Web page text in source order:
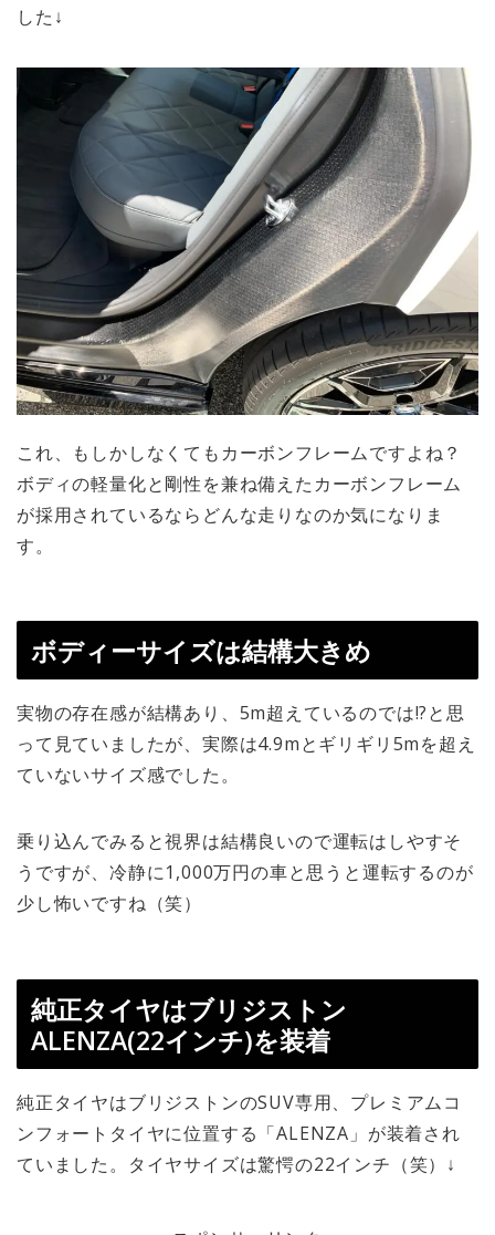
した↓
これ、もしかしなくてもカーボンフレームですよね？
ボディの軽量化と剛性を兼ね備えたカーボンフレーム
が採用されているならどんな走りなのか気になりま
す。
ボディーサイズは結構大きめ
実物の存在感が結構あり、5m超えているのでは!?と思
って見ていましたが、実際は4.9mとギリギリ5mを超え
ていないサイズ感でした。
乗り込んでみると視界は結構良いので運転はしやすそ
うですが、冷静に1,000万円の車と思うと運転するのが
少し怖いですね（笑）
純正タイヤはブリジストン
ALENZA(22インチ)を装着
純正タイヤはブリジストンのSUV専用、プレミアムコ
ンフォートタイヤに位置する「ALENZA」が装着され
ていました。タイヤサイズは驚愕の22インチ（笑）↓